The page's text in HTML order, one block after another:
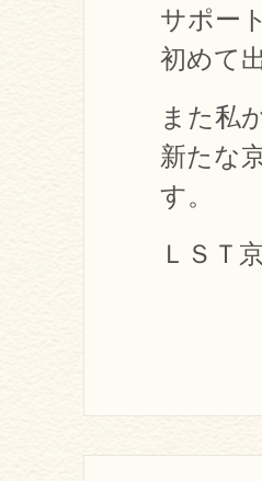
サポー
初めて
また私
新たな
す。
ＬＳＴ